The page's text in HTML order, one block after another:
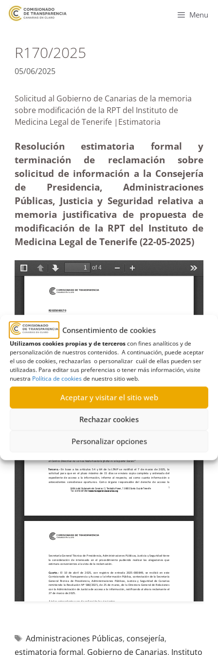
Consentimiento de cookies
Utilizamos cookies propias y de terceroscon fines analíticos y de
personalización de nuestros contenidos. A continuación, puede aceptar
el uso de cookies, rechazarlas o personalizar cuál de ellas pueden ser
utilizadas. Para editar sus preferencias o tener más información, visite
nuestra Política de cookiesde nuestro sitio web.
Aceptar y visitar el sitio web
Rechazar cookies
Personalizar opciones
Menu
R170/2025
05/06/2025
Solicitud al Gobierno de Canarias de la memoria
sobre modificación de la RPT del Instituto de
Medicina Legal de Tenerife |Estimatoria
Resolución estimatoria formal y
terminación de reclamación sobre
solicitud de información a la Consejería
de Presidencia, Administraciones
Públicas, Justicia y Seguridad relativa a
memoria justificativa de propuesta de
modificación de la RPT del Instituto de
Medicina Legal de Tenerife (22-05-2025)
Administraciones Públicas, consejería,
estimatoria formal, Gobierno de Canarias, Instituto